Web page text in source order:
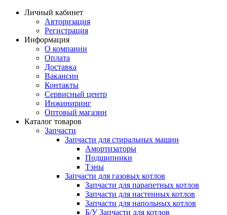
Личный кабинет
Авторизация
Регистрация
Информация
О компании
Оплата
Доставка
Вакансии
Контакты
Сервисный центр
Инжиниринг
Оптовый магазин
Каталог товаров
Запчасти
Запчасти для стиральных машин
Амортизаторы
Подшипники
Тэны
Запчасти для газовых котлов
Запчасти для парапетных котлов
Запчасти для настенных котлов
Запчасти для напольных котлов
Б/У Запчасти для котлов